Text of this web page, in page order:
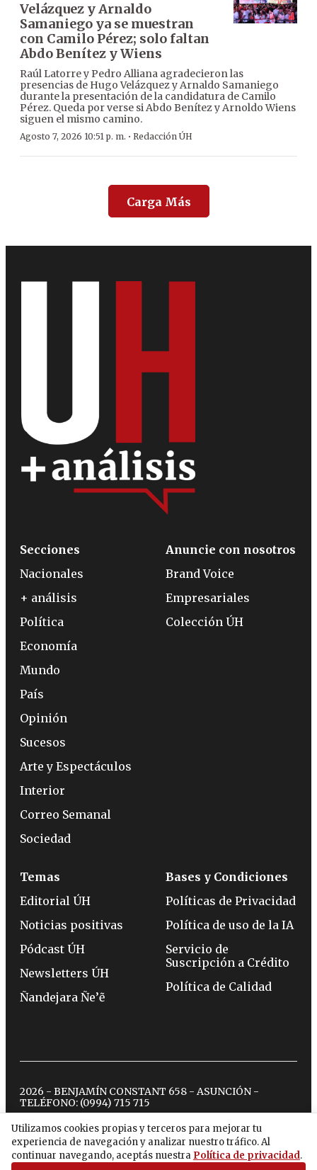
Velázquez y Arnaldo
Samaniego ya se muestran
con Camilo Pérez; solo faltan
Abdo Benítez y Wiens
Raúl Latorre y Pedro Alliana agradecieron las
presencias de Hugo Velázquez y Arnaldo Samaniego
durante la presentación de la candidatura de Camilo
Pérez. Queda por verse si Abdo Benítez y Arnoldo Wiens
siguen el mismo camino.
Agosto 7, 2026 10:51 p. m. · Redacción ÚH
Carga Más
Utilizamos cookies propias y terceros para mejorar tu
experiencia de navegación y analizar nuestro tráfico. Al
continuar navegando, aceptás nuestra Política de privacidad.
Secciones
Nacionales
+ análisis
Política
Economía
Mundo
País
Opinión
Sucesos
Arte y Espectáculos
Interior
Correo Semanal
Sociedad
Anuncie con nosotros
Brand Voice
Empresariales
Colección ÚH
Temas
Editorial ÚH
Noticias positivas
Pódcast ÚH
Newsletters ÚH
Ñandejara Ñe’ẽ
Bases y Condiciones
Políticas de Privacidad
Política de uso de la IA
Servicio de
Suscripción a Crédito
Política de Calidad
2026 - BENJAMÍN CONSTANT 658 - ASUNCIÓN -
TELÉFONO: (0994) 715 715
twitterinstagram
facebook
tiktokyoutubespotify